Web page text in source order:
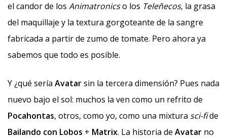
el candor de los Animatronicso los Teleñecos, la grasa
del maquillaje y la textura gorgoteante de la sangre
fabricada a partir de zumo de tomate. Pero ahora ya
sabemos que todo es posible.
Y ¿qué sería Avatarsin la tercera dimensión? Pues nada
nuevo bajo el sol: muchos la ven como un refrito de
Pocahontas, otros, como yo, como una mixtura sci-fide
Bailando con Lobos + Matrix. La historia de Avatar no